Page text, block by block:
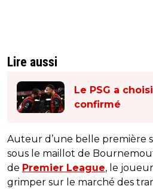
Lire aussi
Le PSG a
confirmé
Auteur d’une belle première
sous le maillot de
de Premier League, le
grimper sur le marché des